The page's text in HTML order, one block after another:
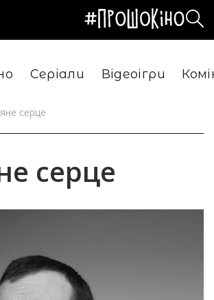
Серіали Відеоігри
серце
серце